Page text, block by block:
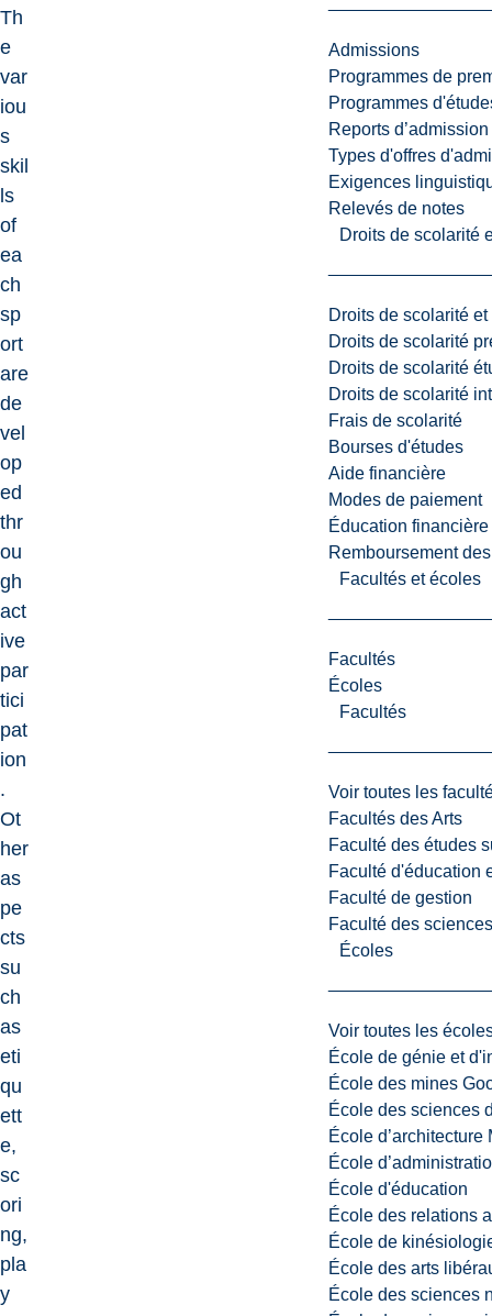
Admissions
Programmes de
Programmes
Reports d’admission
Types d'offres
Exigences
Relevés de notes
Droits de scolarité
Droits de scolarité
Droits de scolarité
Droits de scolarité
Droits de scolarité
Frais de scolarité
Bourses d'études
Aide financière
Modes de paiement
Éducation financière
Remboursement
Facultés et écoles
Facultés
Écoles
Facultés
Voir toutes les
Facultés des Arts
Faculté des études
Faculté d'éducation
Faculté de gestion
Faculté des
Écoles
Voir toutes les
École de génie et
École des mines
École des sciences
École d’architecture
École
École d'éducation
École des relations
École de
École des arts
École des sciences
Th
e
var
iou
s
skil
ls
of
ea
ch
sp
ort
are
de
vel
op
ed
thr
ou
gh
act
ive
par
tici
pat
ion
.
Ot
her
as
pe
cts
su
ch
as
eti
qu
ett
e,
sc
ori
ng,
pla
y